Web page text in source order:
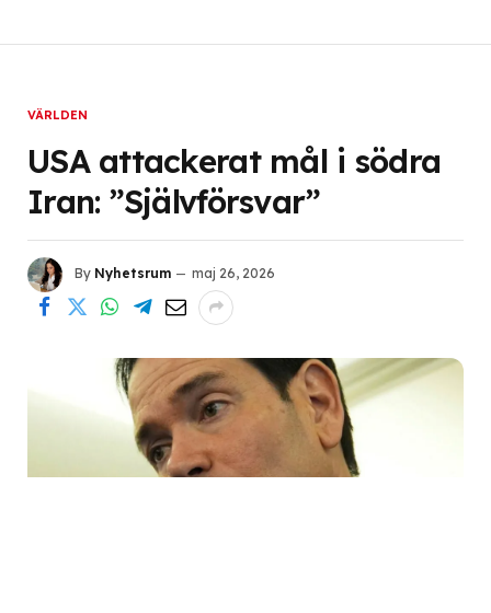
VÄRLDEN
USA attackerat mål i södra
Iran: ”Självförsvar”
By Nyhetsrum maj 26, 2026